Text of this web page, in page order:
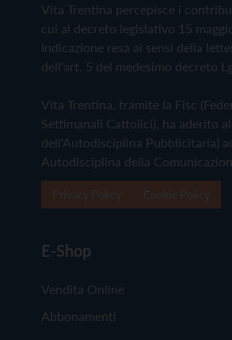
Vita Trentina percepisce i
cui al decreto legislativo 15
Indicazione resa ai sensi della
dell'art. 5 del medesimo decreto
Vita Trentina, tramite la Fisc
Settimanali Cattolici), ha aderito
dell'Autodisciplina Pubblicitaria)
Autodisciplina della
E-Shop
Vendita Online
Abbonamenti